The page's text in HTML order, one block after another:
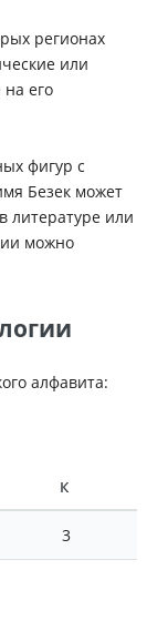
регионах
или
его
фигур с
Безек может
литературе или
можно
алфавита:
К
3